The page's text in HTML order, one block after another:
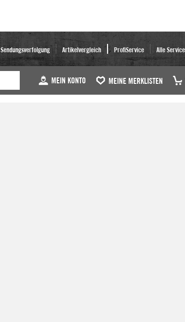
Sendungsverfolgung Artikelvergleich ProfiService Alle
MEIN KONTO MEINE MERKLISTEN